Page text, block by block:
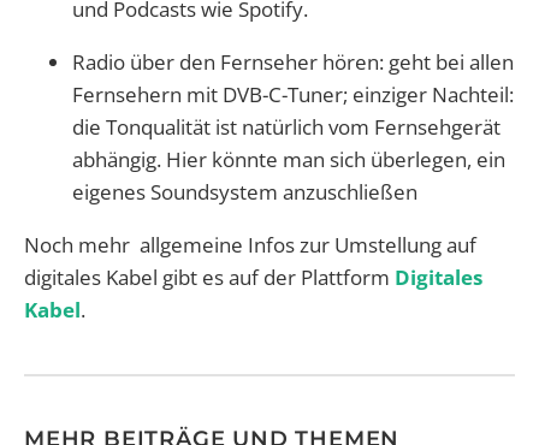
und Podcasts wie Spotify.
Radio über den Fernseher hören: geht bei allen
Fernsehern mit DVB-C-Tuner; einziger Nachteil:
die Tonqualität ist natürlich vom Fernsehgerät
abhängig. Hier könnte man sich überlegen, ein
eigenes Soundsystem anzuschließen
Noch mehr allgemeine Infos zur Umstellung auf
digitales Kabel gibt es auf der Plattform Digitales
Kabel.
MEHR BEITRÄGE UND THEMEN